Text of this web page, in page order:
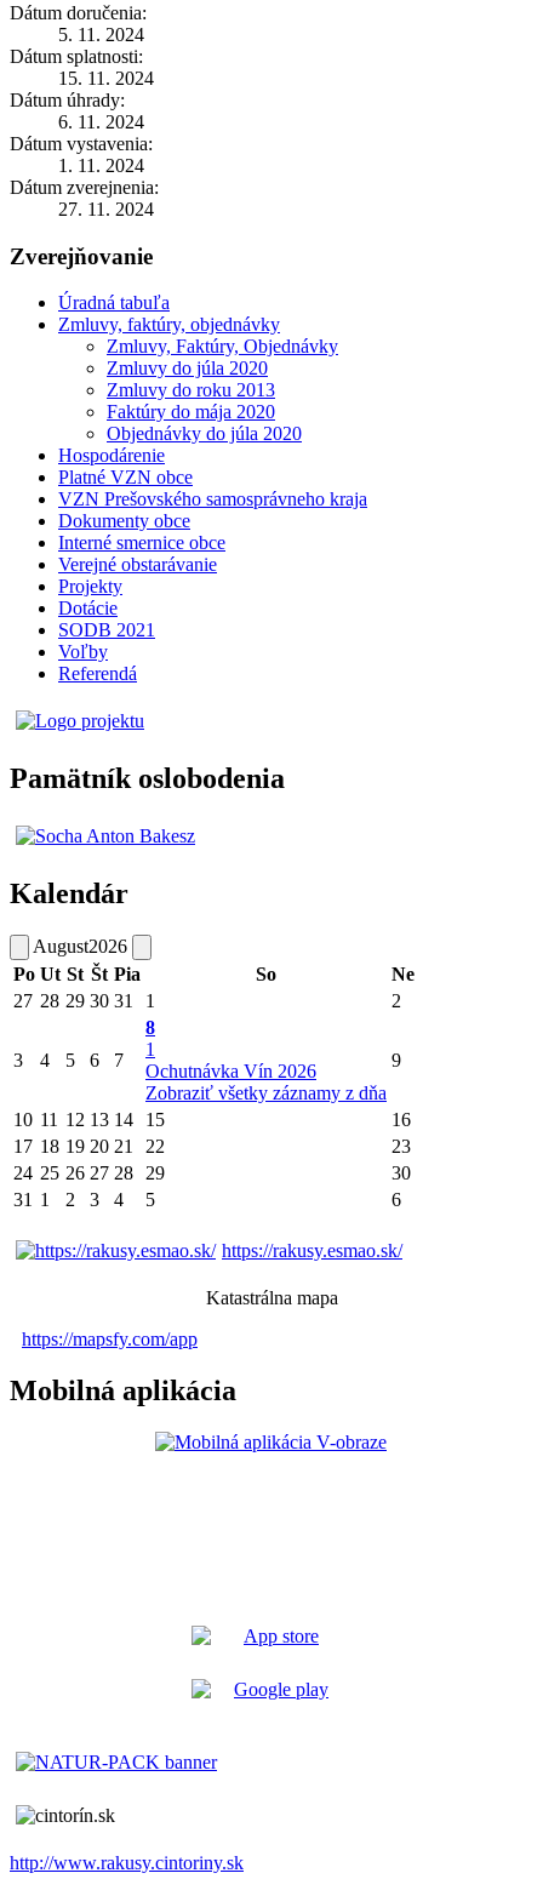
Dátum doručenia:
5. 11. 2024
Dátum splatnosti:
15. 11. 2024
Dátum úhrady:
6. 11. 2024
Dátum vystavenia:
1. 11. 2024
Dátum zverejnenia:
27. 11. 2024
Zverejňovanie
Úradná tabuľa
Zmluvy, faktúry, objednávky
Zmluvy, Faktúry, Objednávky
Zmluvy do júla 2020
Zmluvy do roku 2013
Faktúry do mája 2020
Objednávky do júla 2020
Hospodárenie
Platné VZN obce
VZN Prešovského samosprávneho kraja
Dokumenty obce
Interné smernice obce
Verejné obstarávanie
Projekty
Dotácie
SODB 2021
Voľby
Referendá
Pamätník oslobodenia
Kalendár
August2026
Po Ut St Št Pia So
Ne
27 28 29 30 31 1 2
3 4 5 6 7
8
1
Ochutnávka Vín 2026
Zobraziť všetky záznamy z dňa
9
10 11 12 13 14 15
16
17 18 19 20 21 22
23
24 25 26 27 28 29
30
31 1 2 3 4 5 6
https://rakusy.esmao.sk/
Katastrálna mapa
https://mapsfy.com/app
Mobilná aplikácia
http://www.rakusy.cintoriny.sk